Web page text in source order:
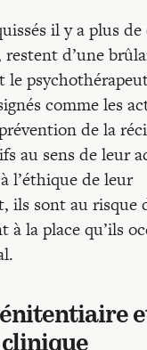
il y a plus
restent d’une
le
comme les
de la
au sens de leur
l’éthique de leur
ils sont au risque
à la place qu’ils